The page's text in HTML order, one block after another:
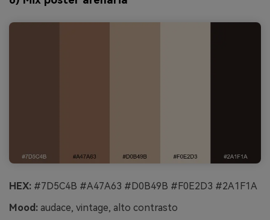
HEX: #7D5C4B #A47A63 #D0B49B #F0E2D3 #2A1F1A
Mood: audace, vintage, alto contrasto